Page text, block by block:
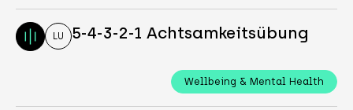
LU 5-4-3-2-1 Achtsamkeitsübung
Wellbeing & Mental Health